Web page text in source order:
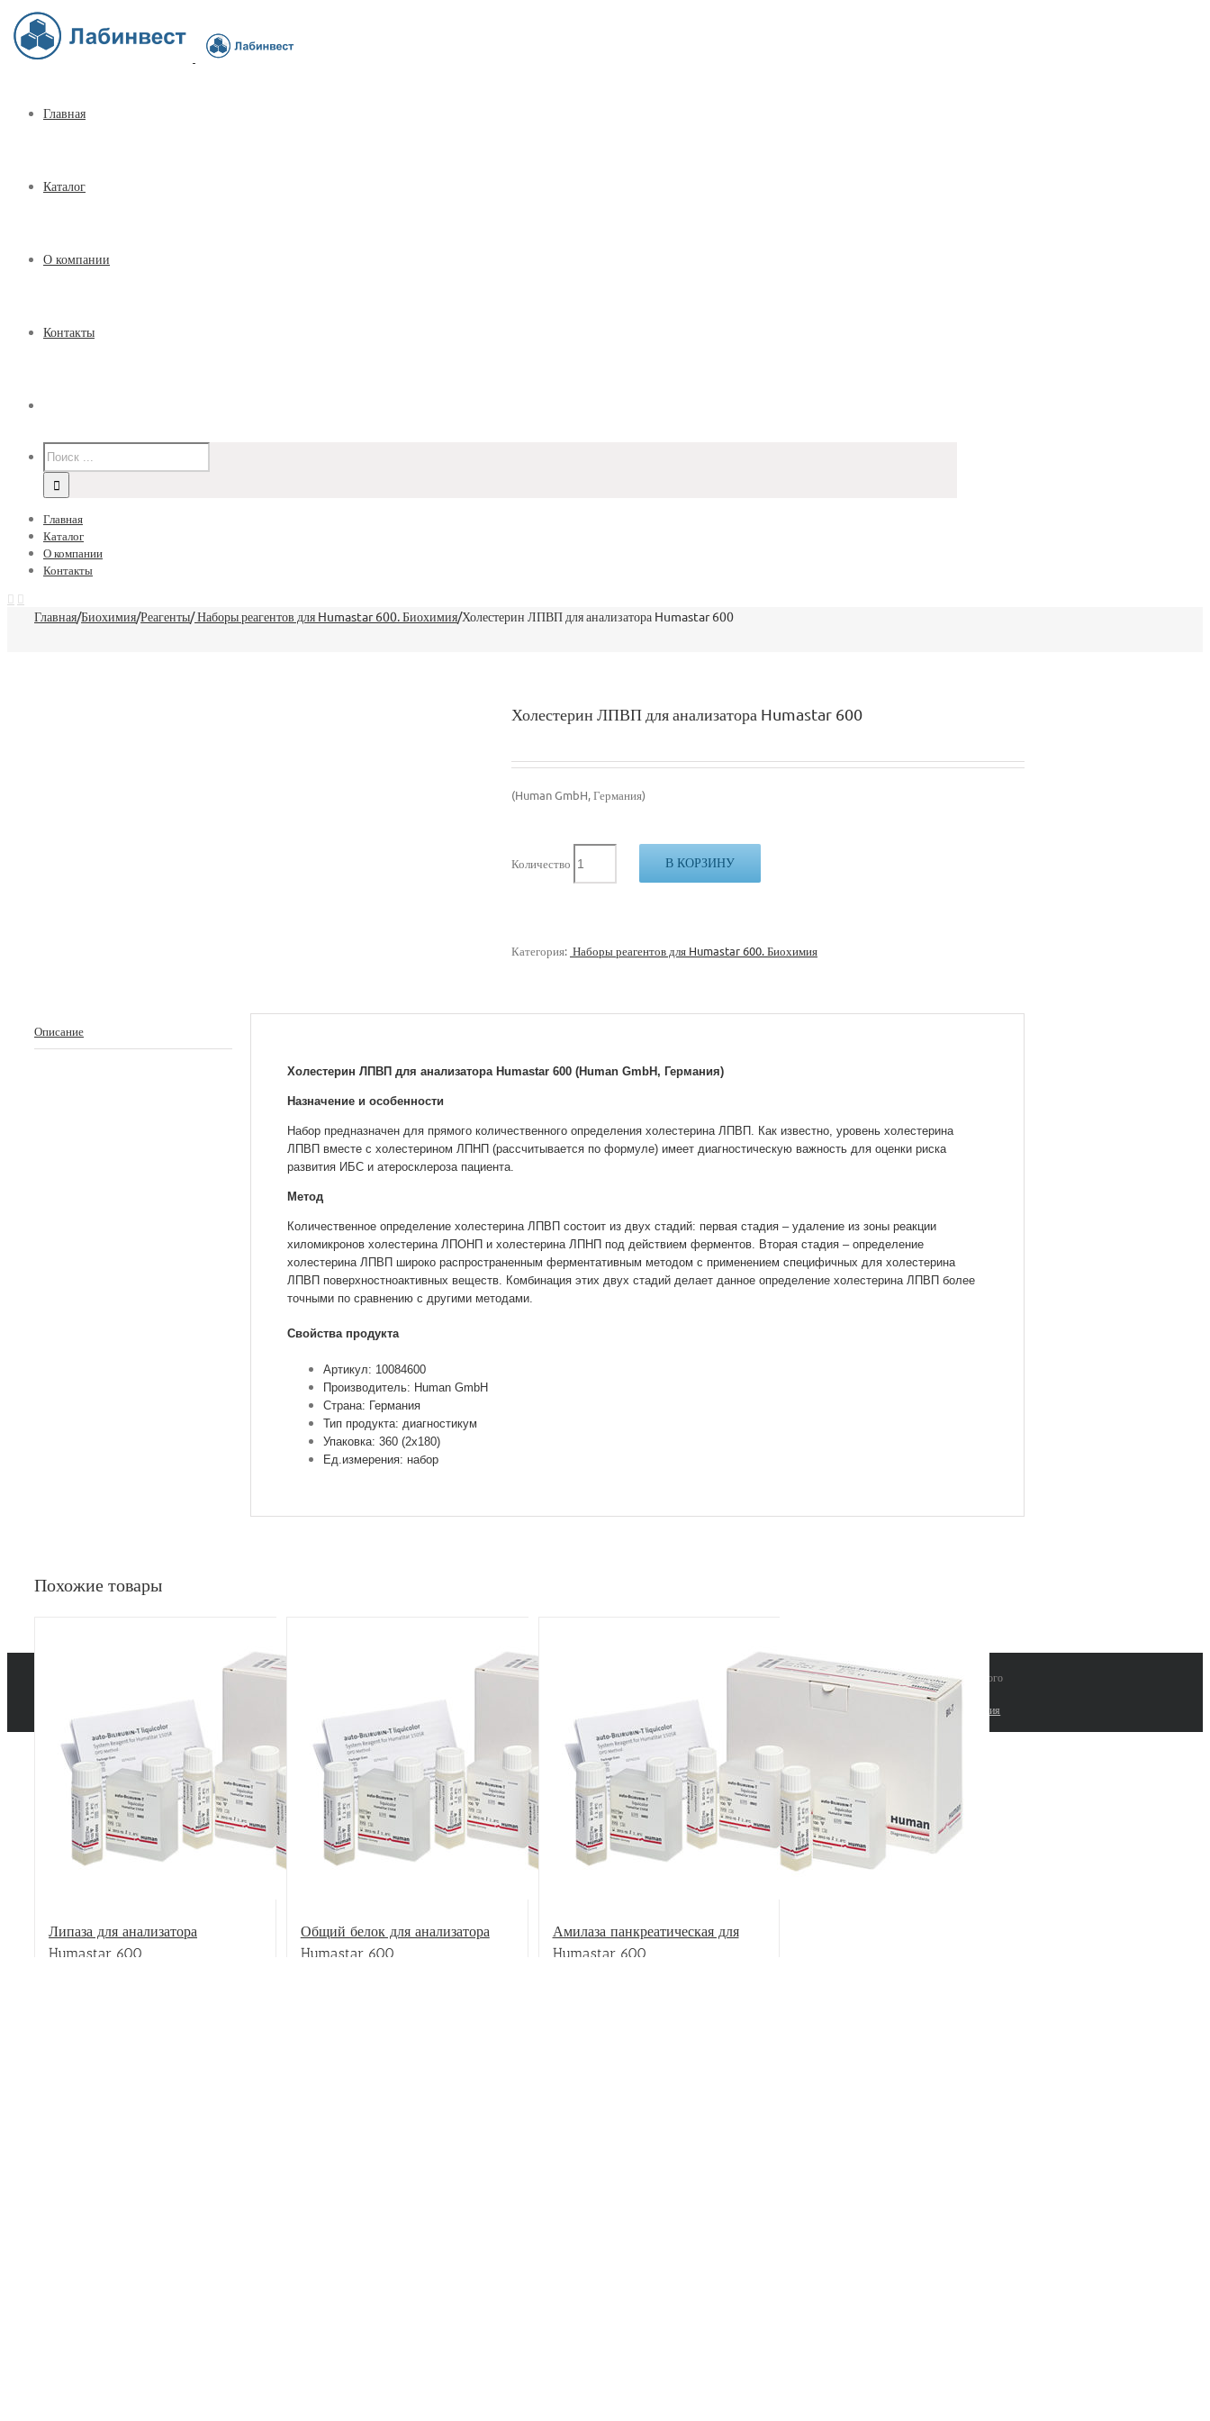
Главная
Каталог
О компании
Контакты
Главная
Каталог
О компании
Контакты
Главная/Биохимия/Реагенты/Наборы реагентов для Humastar 600. Биохимия/Холестерин ЛПВП для анализатора Humastar 600
Холестерин ЛПВП для анализатора Humastar 600
(Human GmbH, Германия)
Количество В КОРЗИНУ
Категория: Наборы реагентов для Humastar 600. Биохимия
Описание
Холестерин ЛПВП для анализатора Humastar 600 (Human GmbH, Германия)
Назначение и особенности
Набор предназначен для прямого количественного определения холестерина ЛПВП. Как известно, уровень холестерина
ЛПВП вместе с холестерином ЛПНП (рассчитывается по формуле) имеет диагностическую важность для оценки риска
развития ИБС и атеросклероза пациента.
Метод
Количественное определение холестерина ЛПВП состоит из двух стадий: первая стадия – удаление из зоны реакции
хиломикронов холестерина ЛПОНП и холестерина ЛПНП под действием ферментов. Вторая стадия – определение
холестерина ЛПВП широко распространенным ферментативным методом с применением специфичных для холестерина
ЛПВП поверхностноактивных веществ. Комбинация этих двух стадий делает данное определение холестерина ЛПВП более
точными по сравнению с другими методами.
Свойства продукта
Артикул: 10084600
Производитель: Human GmbH
Страна: Германия
Тип продукта: диагностикум
Упаковка: 360 (2х180)
Ед.измерения: набор
Похожие товары
Липаза для анализатора
Humastar 600
Общий белок для анализатора
Humastar 600
Амилаза панкреатическая для
Humastar 600
ООО "ЛАБИНВЕСТ" поставки лабораторного
оборудования и расходных материалов |
Разработка сайтов. Комплексные seo решения